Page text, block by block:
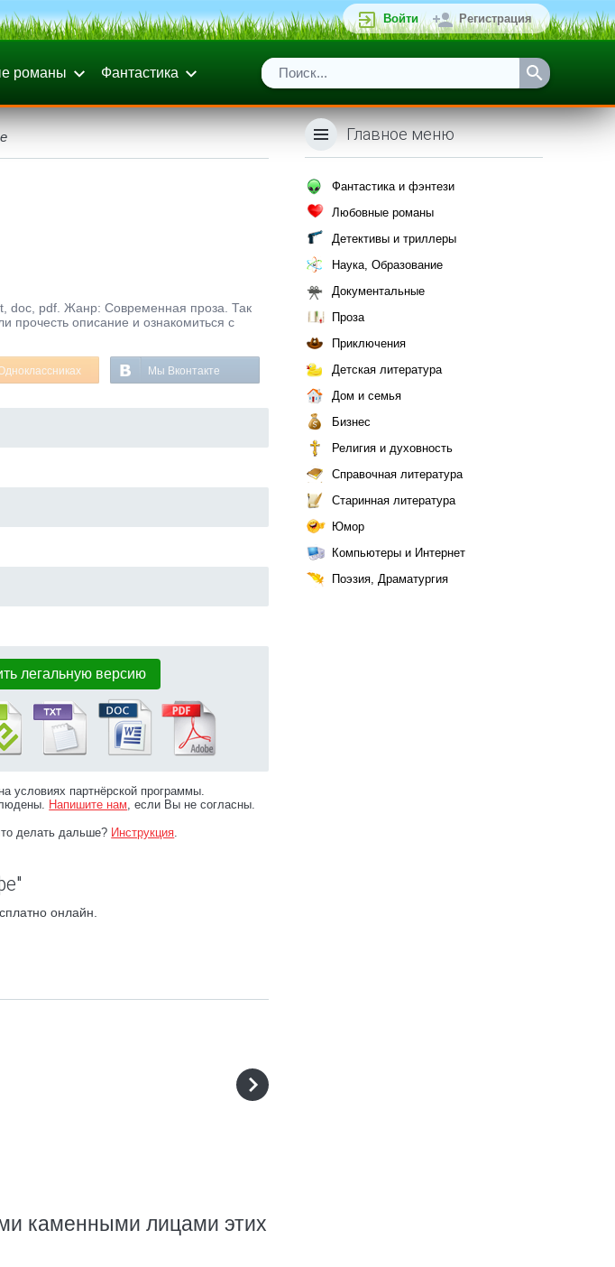
Войти Регистрация
романы Фантастика
doc, pdf. Жанр: Современная проза. Так
прочесть описание и ознакомиться с
Мы Вконтакте
легальную версию
условиях партнёрской программы.
Напишите нам, если Вы не согласны.
делать дальше? Инструкция.
онлайн.
каменными лицами этих
Главное меню
Фантастика и фэнтези
Любовные романы
Детективы и триллеры
Наука, Образование
Документальные
Проза
Приключения
Детская литература
Дом и семья
Бизнес
Религия и духовность
Справочная литература
Старинная литература
Юмор
Компьютеры и Интернет
Поэзия, Драматургия